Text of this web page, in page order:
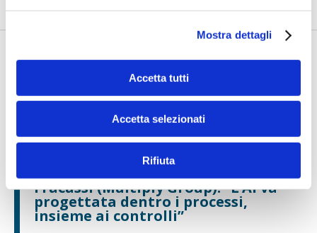
Mostra dettagli
Accetta tutti
Accetta selezionati
Rifiuta
Fracassi (Multiply Group): "L’AI va
progettata dentro i processi,
insieme ai controlli”